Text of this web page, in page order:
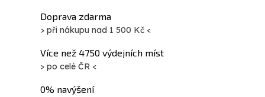
Doprava zdarma
> při nákupu nad 1 500 Kč <
Více než 4750 výdejních míst
> po celé ČR <
0% navýšení